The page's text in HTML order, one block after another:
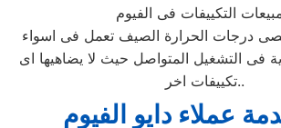
درجات الحرارة الصيف تعمل فى اسواء
فى التشغيل المتواصل حيث لا يضاهيها اى
تكييفات اخر..
عملاء دايو الفيوم